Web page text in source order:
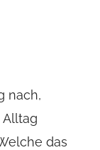
nach,
Alltag
das